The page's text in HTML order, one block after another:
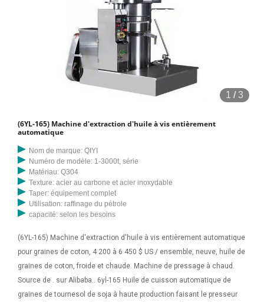
1 /3
(6YL-165) Machine d'extraction d'huile à vis entièrement
automatique
Nom de marque: QIYI
Numéro de modèle: 1-3000t, série
Matériau: Q304
Texture: acier au carbone et acier inoxydable
Taper: équipement complet
Utilisation: raffinage du pétrole
capacité: selon les besoins
(6YL-165) Machine d'extraction d'huile à vis entièrement automatique
pour graines de coton, 4 200 à 6 450 $ US / ensemble, neuve, huile de
graines de coton, froide et chaude. Machine de pressage à chaud.
Source de . sur Alibaba.. 6yl-165 Huile de cuisson automatique de
graines de tournesol de soja à haute production faisant le presseur